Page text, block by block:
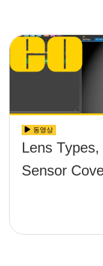
동영상
Lens
Sensor